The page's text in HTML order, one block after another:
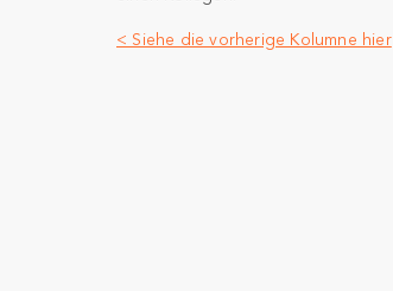
< Siehe die vorherige Kolumne hier